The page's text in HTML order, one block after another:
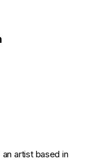
artist based in